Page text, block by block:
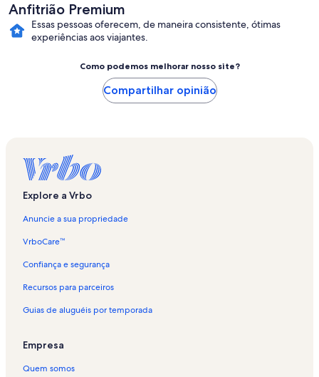
Anfitrião Premium
Essas pessoas oferecem, de maneira consistente, ótimas
experiências aos viajantes.
Como podemos melhorar nosso site?
Compartilhar opinião
Explore a Vrbo
Anuncie a sua propriedade
VrboCare™
Confiança e segurança
Recursos para parceiros
Guias de aluguéis por temporada
Empresa
Quem somos